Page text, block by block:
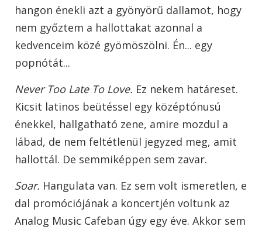
hangon énekli azt a gyönyörű dallamot, hogy
nem győztem a hallottakat azonnal a
kedvenceim közé gyömöszölni. Én... egy
popnótát...
Never Too Late To Love. Ez nekem határeset.
Kicsit latinos beütéssel egy középtónusú
énekkel, hallgatható zene, amire mozdul a
lábad, de nem feltétlenül jegyzed meg, amit
hallottál. De semmiképpen sem zavar.
Soar. Hangulata van. Ez sem volt ismeretlen, e
dal promóciójának a koncertjén voltunk az
Analog Music Cafeban úgy egy éve. Akkor sem